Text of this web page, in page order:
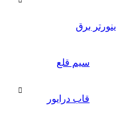
اینورتر برق
سیم قلع
قاب درایور